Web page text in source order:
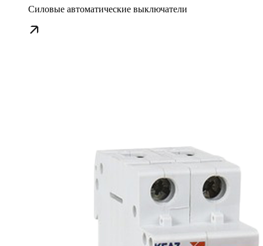
Силовые автоматические выключатели